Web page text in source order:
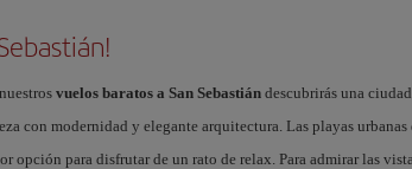
vuelos baratos a San Sebastiándescubrirás una
con modernidad y elegante arquitectura. Las playas urbanas
opción para disfrutar de un rato de relax. Para admirar las